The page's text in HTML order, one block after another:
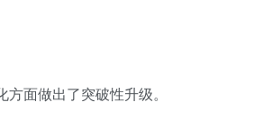
面做出了突破性升级。